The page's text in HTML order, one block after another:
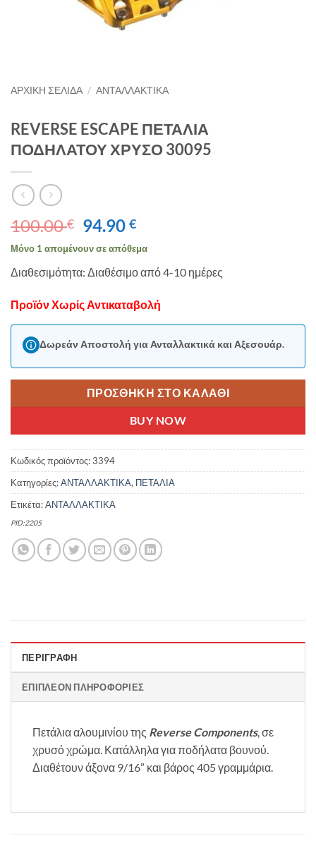
ΑΡΧΙΚΉ ΣΕΛΊΔΑ / ΑΝΤΑΛΛΑΚΤΙΚΑ
REVERSE ESCAPE ΠΕΤΑΛΙΑ
ΠΟΔΗΛΑΤΟΥ ΧΡΥΣΟ 30095
100.00€ Original
price
was:
100.00 €.
94.90€Η
τρέχουσα
τιμή
είναι:
Μόνο 1 απομένουν σε απόθεμα
Διαθεσιμότητα: Διαθέσιμο από 4-10 ημέρες
Προϊόν Χωρίς Αντικαταβολή
Δωρεάν Αποστολή για Ανταλλακτικά και Αξεσουάρ.
ΠΡΟΣΘΉΚΗ ΣΤΟ ΚΑΛΆΘΙ
BUY NOW
Κωδικός προϊόντος:3394
Κατηγορίες:ΑΝΤΑΛΛΑΚΤΙΚΑ, ΠΕΤΑΛΙΑ
Ετικέτα:ΑΝΤΑΛΛΑΚΤΙΚΑ
PID:2205
ΠΕΡΙΓΡΑΦΉ
ΕΠΙΠΛΈΟΝ ΠΛΗΡΟΦΟΡΊΕΣ
Πετάλια αλουμινίου της Reverse Components, σε
χρυσό χρώμα. Κατάλληλα για ποδήλατα βουνού.
Διαθέτουν άξονα 9/16” και βάρος 405 γραμμάρια.